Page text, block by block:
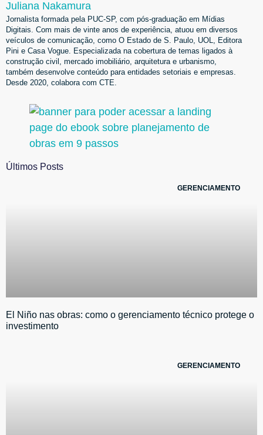
Juliana Nakamura
Jornalista formada pela PUC-SP, com pós-graduação em Mídias
Digitais. Com mais de vinte anos de experiência, atuou em diversos
veículos de comunicação, como O Estado de S. Paulo, UOL, Editora
Pini e Casa Vogue. Especializada na cobertura de temas ligados à
construção civil, mercado imobiliário, arquitetura e urbanismo,
também desenvolve conteúdo para entidades setoriais e empresas.
Desde 2020, colabora com CTE.
Últimos Posts
GERENCIAMENTO
El Niño nas obras: como o gerenciamento técnico protege o
investimento
GERENCIAMENTO